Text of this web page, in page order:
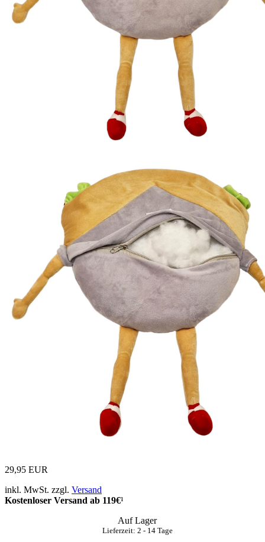
29,95 EUR
inkl. MwSt. zzgl. Versand
Kostenloser Versand ab 119€¹
Auf Lager
Lieferzeit: 2 - 14 Tage